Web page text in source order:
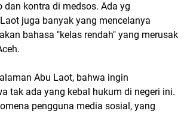
dan kontra di medsos. Ada yg
juga banyak yang mencelanya
bahasa "kelas rendah" yang merusak
Abu Laot, bahwa ingin
tak ada yang kebal hukum di negeri ini.
pengguna media sosial, yang